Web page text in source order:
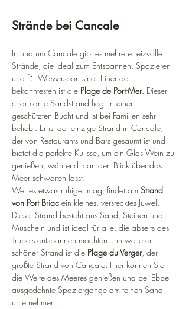
Strände bei Cancale
In und um Cancale gibt es mehrere reizvolle
Strände, die ideal zum Entspannen, Spazieren
und für Wassersport sind. Einer der
bekanntesten ist die Plage de Port-Mer. Dieser
charmante Sandstrand liegt in einer
geschützten Bucht und ist bei Familien sehr
beliebt. Er ist der einzige Strand in Cancale,
der von Restaurants und Bars gesäumt ist und
bietet die perfekte Kulisse, um ein Glas Wein zu
genießen, während man den Blick über das
Meer schweifen lässt.
Wer es etwas ruhiger mag, findet am Strand
von Port Briac ein kleines, verstecktes Juwel.
Dieser Strand besteht aus Sand, Steinen und
Muscheln und ist ideal für alle, die abseits des
Trubels entspannen möchten. Ein weiterer
schöner Strand ist die Plage du Verger, der
größte Strand von Cancale. Hier können Sie
die Weite des Meeres genießen und bei Ebbe
ausgedehnte Spaziergänge am feinen Sand
unternehmen.